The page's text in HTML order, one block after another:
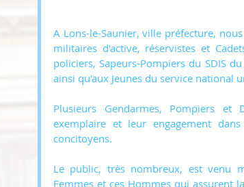
A Lons-le-Saunier, ville préfecture,
militaires d'active, réservistes et
policiers, Sapeurs-Pompiers du SDIS
ainsi qu'aux Jeunes du service national
Plusieurs Gendarmes, Pompiers
exemplaire et leur engagement
concitoyens.
Le public, très nombreux, est venu
Femmes et ces Hommes qui assurent